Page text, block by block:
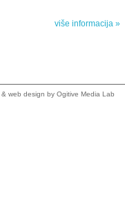
više informacija »
& web design by Ogitive Media Lab